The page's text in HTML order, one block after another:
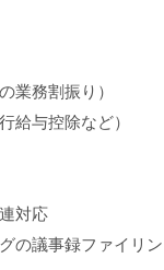
業務割振り）
給与控除など）
対応
の議事録ファイリン